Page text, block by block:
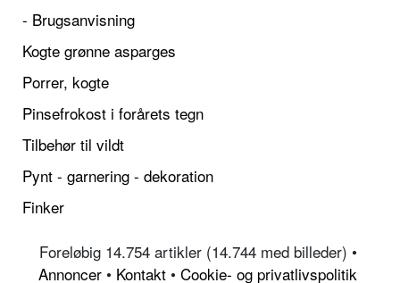
- Brugsanvisning
Kogte grønne asparges
Porrer, kogte
Pinsefrokost i forårets tegn
Tilbehør til vildt
Pynt - garnering - dekoration
Finker
Foreløbig 14.754 artikler (14.744 med billeder) •
Annoncer • Kontakt • Cookie- og privatlivspolitik